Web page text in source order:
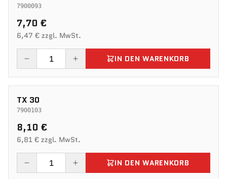
7900093
7,70 €
6,47 € zzgl. MwSt.
IN DEN WARENKORB
TX 30
7900103
8,10 €
6,81 € zzgl. MwSt.
IN DEN WARENKORB